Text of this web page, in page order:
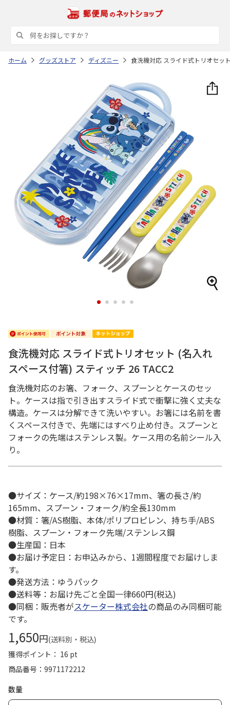
ホーム グッズストア ディズニー 食洗機対応 スライド式トリオセッ
1 2 3 4 5
食洗機対応 スライド式トリオセット (名入れ
スペース付箸) スティッチ 26 TACC2
食洗機対応のお箸、フォーク、スプーンとケースのセッ
ト。ケースは指で引き出すスライド式で衝撃に強く丈夫な
構造。ケースは分解できて洗いやすい。お箸には名前を書
くスペース付きで、先端にはすべり止め付き。スプーンと
フォークの先端はステンレス製。ケース用の名前シール入
り。
●サイズ：ケース/約198×76×17mm、箸の長さ/約
165mm、スプーン・フォーク/約全長130mm
●材質：箸/AS樹脂、本体/ポリプロピレン、持ち手/ABS
樹脂、スプーン・フォーク先端/ステンレス鋼
●生産国：日本
●お届け予定日：お申込みから、1週間程度でお届けしま
す。
●発送方法：ゆうパック
●送料等：お届け先ごと全国一律660円(税込)
●同梱：販売者がスケーター株式会社の商品のみ同梱可能
です。
1,650円(送料別・税込)
獲得ポイント： 16 pt
商品番号
9971172212
数量